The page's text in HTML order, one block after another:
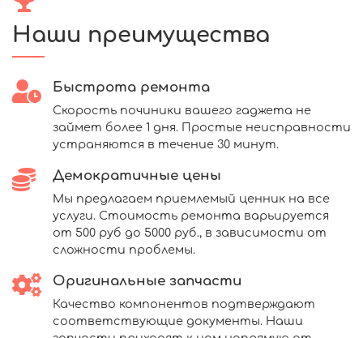
Наши преимущества
Быстрота ремонта
Скорость починики вашего гаджета не
займет более 1 дня. Простые неисправности
устраняются в течение 30 минут.
Демократичные цены
Мы предлагаем приемлемый ценник на все
услуги. Стоимость ремонта варьируется
от 500 руб до 5000 руб., в зависимости от
сложности проблемы.
Оригинальные запчасти
Качество компонентов подтверждают
соответствующие документы. Наши